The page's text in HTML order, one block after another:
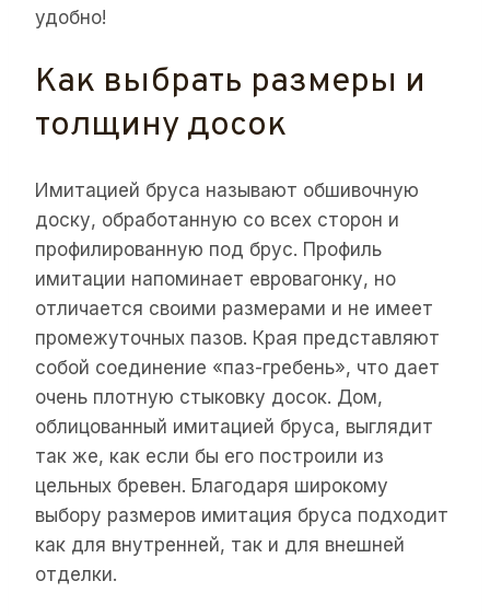
удобно!
Как выбрать размеры и
толщину досок
Имитацией бруса называют обшивочную
доску, обработанную со всех сторон и
профилированную под брус. Профиль
имитации напоминает евровагонку, но
отличается своими размерами и не имеет
промежуточных пазов. Края представляют
собой соединение «паз-гребень», что дает
очень плотную стыковку досок. Дом,
облицованный имитацией бруса, выглядит
так же, как если бы его построили из
цельных бревен. Благодаря широкому
выбору размеров имитация бруса подходит
как для внутренней, так и для внешней
отделки.